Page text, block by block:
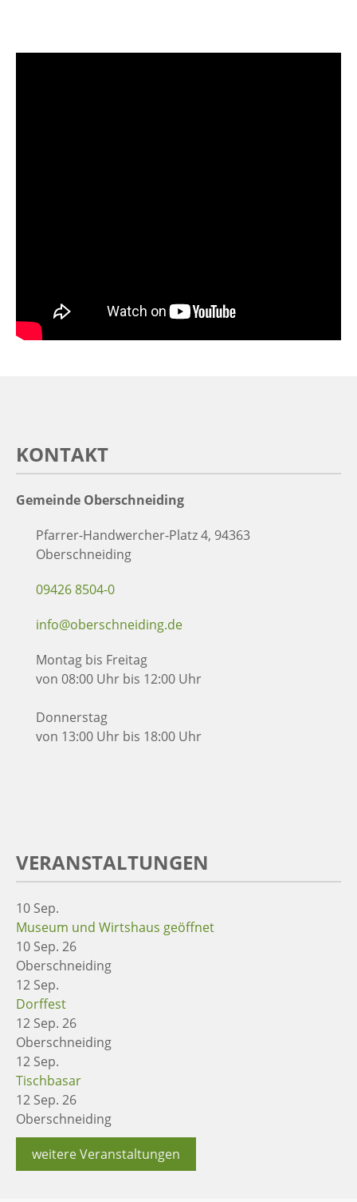
KONTAKT
Gemeinde Oberschneiding
Pfarrer-Handwercher-Platz 4, 94363
Oberschneiding
09426 8504-0
info@oberschneiding.de
Montag bis Freitag
von 08:00 Uhr bis 12:00 Uhr
Donnerstag
von 13:00 Uhr bis 18:00 Uhr
VERANSTALTUNGEN
10 Sep.
Museum und Wirtshaus geöffnet
10 Sep. 26
Oberschneiding
12 Sep.
Dorffest
12 Sep. 26
Oberschneiding
12 Sep.
Tischbasar
12 Sep. 26
Oberschneiding
weitere Veranstaltungen